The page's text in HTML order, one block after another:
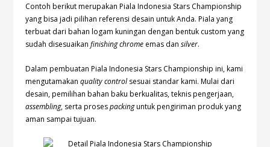
Contoh berikut merupakan Piala Indonesia Stars Championship
yang bisa jadi pilihan referensi desain untuk Anda. Piala yang
terbuat dari bahan logam kuningan dengan bentuk custom yang
sudah disesuaikanfinishing chrome emas dansilver.
Dalam pembuatan Piala Indonesia Stars Championship ini, kami
mengutamakanquality controlsesuai standar kami. Mulai dari
desain, pemilihan bahan baku berkualitas, teknis pengerjaan,
assembling, serta prosespackinguntuk pengiriman produk yang
aman sampai tujuan.